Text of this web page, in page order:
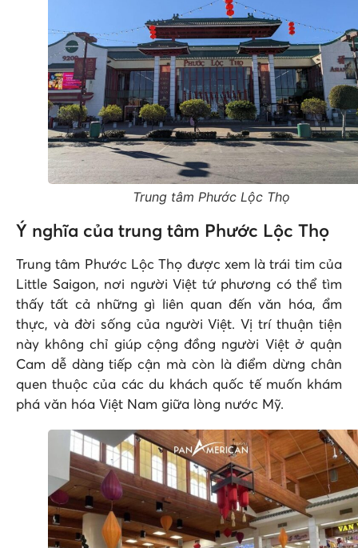
Trung tâm Phước Lộc Thọ
Ý nghĩa của trung tâm Phước Lộc Thọ
Trung tâm Phước Lộc Thọ được xem là trái tim của
Little Saigon, nơi người Việt tứ phương có thể tìm
thấy tất cả những gì liên quan đến văn hóa, ẩm
thực, và đời sống của người Việt. Vị trí thuận tiện
này không chỉ giúp cộng đồng người Việt ở quận
Cam dễ dàng tiếp cận mà còn là điểm dừng chân
quen thuộc của các du khách quốc tế muốn khám
phá văn hóa Việt Nam giữa lòng nước Mỹ.